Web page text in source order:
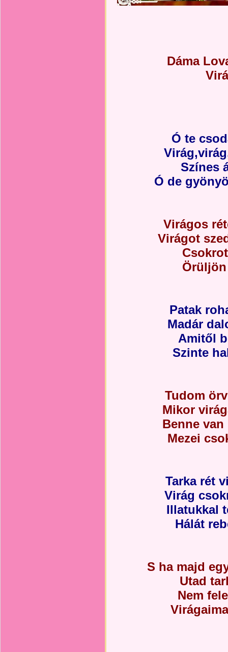
Dáma
Ó te
Színes
Ó de
Virágos
Virágot
Patak
Madár
Amitől
Szinte
Tudom
Mikor
Benne van
Mezei
Tarka rét
Virág
Illatukkal
Hálát
S ha majd
Utad
Nem